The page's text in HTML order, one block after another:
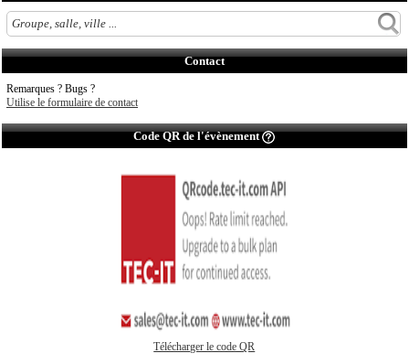
Contact
Remarques ? Bugs ?
Utilise le formulaire de contact
Code QR de l'évènement
Télécharger le code QR